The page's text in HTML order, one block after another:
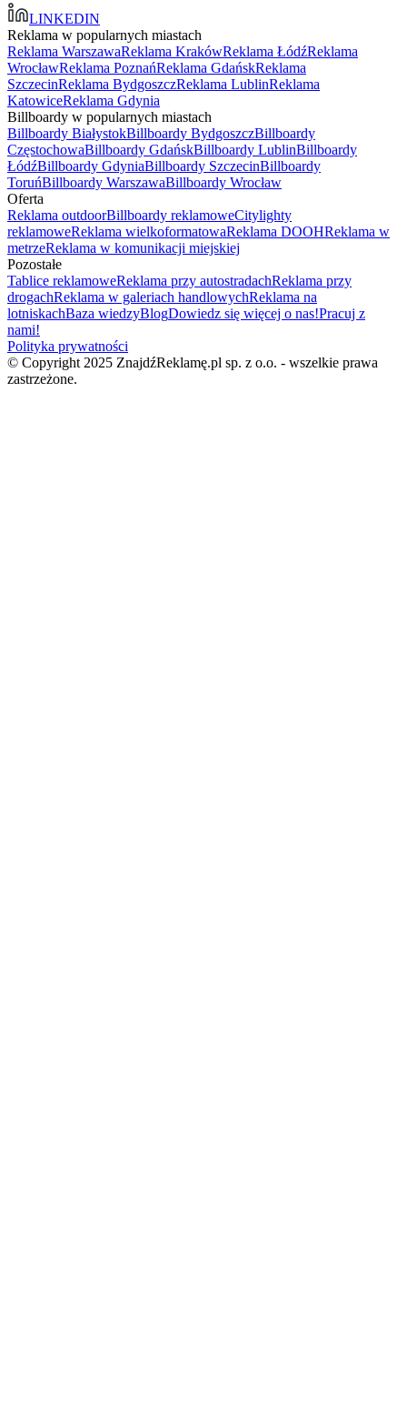
LINKEDIN
Reklama w popularnych miastach
Reklama WarszawaReklama KrakówReklama ŁódźReklama
WrocławReklama PoznańReklama GdańskReklama
SzczecinReklama BydgoszczReklama LublinReklama
KatowiceReklama Gdynia
Billboardy w popularnych miastach
Billboardy BiałystokBillboardy BydgoszczBillboardy
CzęstochowaBillboardy GdańskBillboardy LublinBillboardy
ŁódźBillboardy GdyniaBillboardy SzczecinBillboardy
ToruńBillboardy WarszawaBillboardy Wrocław
Oferta
Reklama outdoorBillboardy reklamoweCitylighty
reklamoweReklama wielkoformatowaReklama DOOHReklama w
metrzeReklama w komunikacji miejskiej
Pozostałe
Tablice reklamoweReklama przy autostradachReklama przy
drogachReklama w galeriach handlowychReklama na
lotniskachBaza wiedzyBlogDowiedz się więcej o nas!Pracuj z
nami!
Polityka prywatności
© Copyright 2025 ZnajdźReklamę.pl sp. z o.o. - wszelkie prawa
zastrzeżone.